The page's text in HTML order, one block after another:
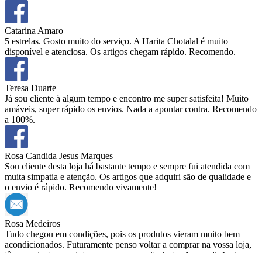
Catarina Amaro
5 estrelas. Gosto muito do serviço. A Harita Chotalal é muito
disponível e atenciosa. Os artigos chegam rápido. Recomendo.
Teresa Duarte
Já sou cliente à algum tempo e encontro me super satisfeita! Muito
amáveis, super rápido os envios. Nada a apontar contra. Recomendo
a 100%.
Rosa Candida Jesus Marques
Sou cliente desta loja há bastante tempo e sempre fui atendida com
muita simpatia e atenção. Os artigos que adquiri são de qualidade e
o envio é rápido. Recomendo vivamente!
Rosa Medeiros
Tudo chegou em condições, pois os produtos vieram muito bem
acondicionados. Futuramente penso voltar a comprar na vossa loja,